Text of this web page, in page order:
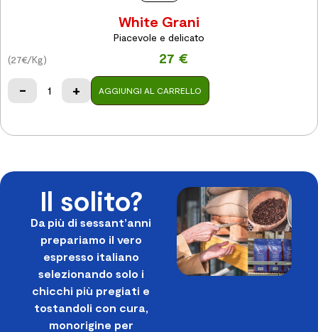
White Grani
Piacevole e delicato
(27€/Kg)
27 €
-
+ AGGIUNGI AL CARRELLO
Il solito?
Da più di sessant’anni
prepariamo il vero
espresso italiano
selezionando solo i
chicchi più pregiati e
tostandoli con cura,
monorigine per